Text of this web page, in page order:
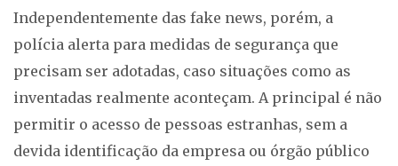
Independentemente das fake news, porém, a
polícia alerta para medidas de segurança que
precisam ser adotadas, caso situações como as
inventadas realmente aconteçam. A principal é não
permitir o acesso de pessoas estranhas, sem a
devida identificação da empresa ou órgão público